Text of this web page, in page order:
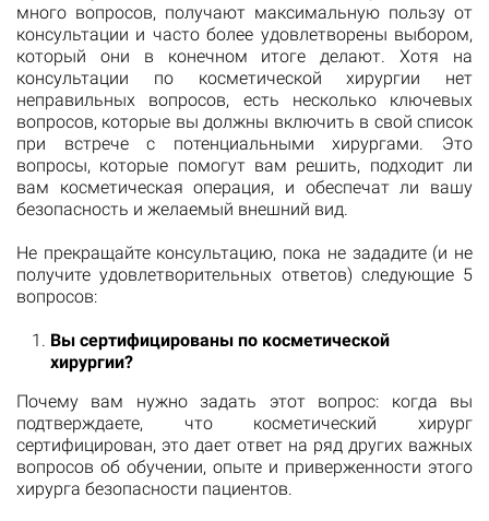
много вопросов, получают максимальную пользу от
консультации и часто более удовлетворены выбором,
который они в конечном итоге делают. Хотя на
консультации по косметической хирургии нет
неправильных вопросов, есть несколько ключевых
вопросов, которые вы должны включить в свой список
при встрече с потенциальными хирургами. Это
вопросы, которые помогут вам решить, подходит ли
вам косметическая операция, и обеспечат ли вашу
безопасность и желаемый внешний вид.
Не прекращайте консультацию, пока не зададите (и не
получите удовлетворительных ответов) следующие 5
вопросов:
Вы сертифицированы по косметической
хирургии?
Почему вам нужно задать этот вопрос: когда вы
подтверждаете, что косметический хирург
сертифицирован, это дает ответ на ряд других важных
вопросов об обучении, опыте и приверженности этого
хирурга безопасности пациентов.